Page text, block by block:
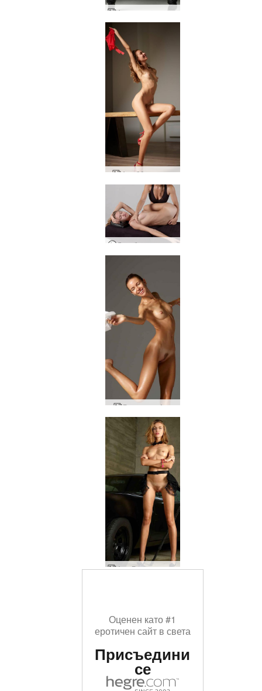
Аля невероятна Грейс
Аля 30 и люлка
Лечебен спортен масаж
Бяла риза Аля
Аля Бързи и яростни от Аля
Оценен като #1
еротичен сайт в света
Присъедини
се